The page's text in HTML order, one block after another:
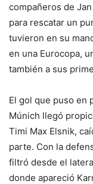
compañeros de
para rescatar un
tuvieron en su
en una Eurocopa,
también a sus
El gol que puso en
Múnich llegó
Timi Max Elsnik,
parte. Con la
filtró desde el
donde apareció